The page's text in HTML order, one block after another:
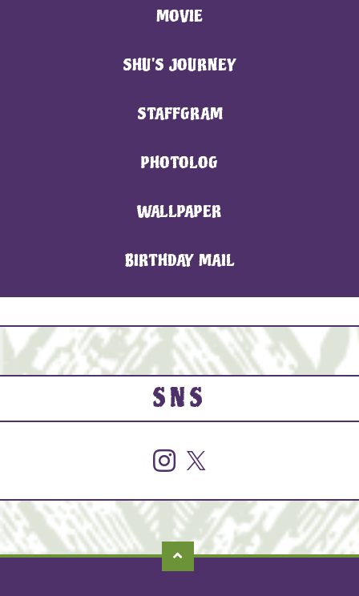
MOVIE
SHU'S JOURNEY
STAFFGRAM
PHOTOLOG
WALLPAPER
BIRTHDAY MAIL
SNS